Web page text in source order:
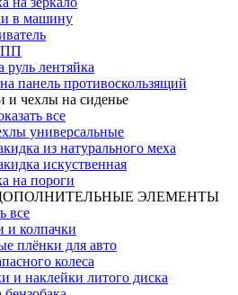
в машину
руль лентяйка
панель противоскользящий
и чехлы на сиденье
все
универсальные
из натурального меха
искуственная
на пороги
ЭЛЕМЕНТЫ
все
и колпачки
плёнки для авто
колеса
и наклейки литого диска